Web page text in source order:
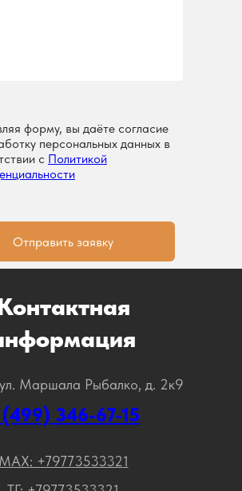
форму, вы даёте согласие
персональных данных в
с Политикой
Отправить заявку
Маршала Рыбалко, д. 2к9
346-67-15
МАХ: +79773533321